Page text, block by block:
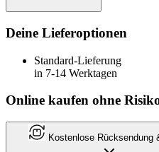
Deine Lieferoptionen
Standard-Lieferung
in 7-14 Werktagen
Online kaufen ohne
Kostenlose Rücksendung